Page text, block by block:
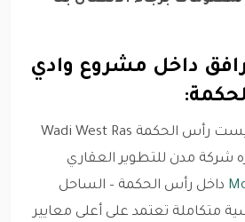
داخل مشروع وادي
يقدم مشروع وادي ويست رأس الحكمة Wadi West Ras
داخل رأس الحكمة – الساحل
متكاملة تعتمد على أعلى معايير